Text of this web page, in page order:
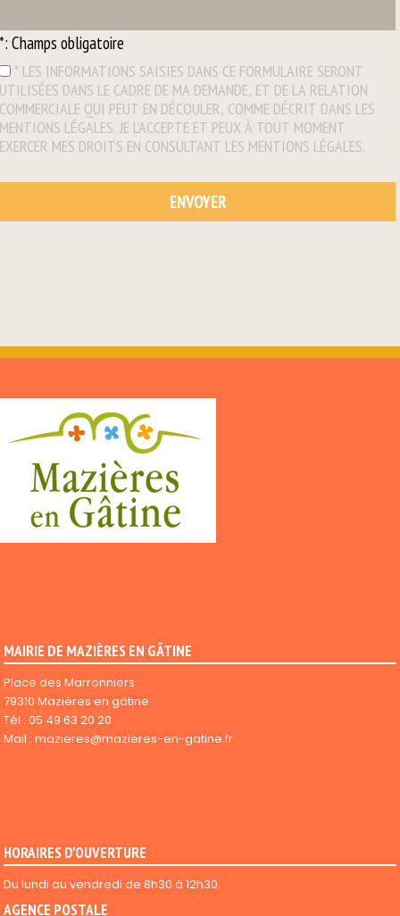
*: Champs obligatoire
* LES INFORMATIONS SAISIES DANS CE FORMULAIRE SERONT
UTILISÉES DANS LE CADRE DE MA DEMANDE, ET DE LA RELATION
COMMERCIALE QUI PEUT EN DÉCOULER, COMME DÉCRIT DANS LES
MENTIONS LÉGALES. JE L'ACCEPTE ET PEUX À TOUT MOMENT
EXERCER MES DROITS EN CONSULTANT LES MENTIONS LÉGALES.
ENVOYER
MAIRIE DE MAZIÈRES EN GÂTINE
Place des Marronniers
79310 Mazières en gâtine
Tél : 05 49 63 20 20
Mail : mazieres@mazieres-en-gatine.fr
HORAIRES D'OUVERTURE
Du lundi au vendredi de 8h30 à 12h30
AGENCE POSTALE